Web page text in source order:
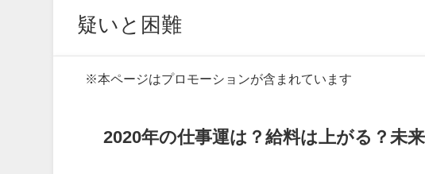
疑いと困難
※本ページはプロモーションが含まれています
2020年の仕事運は？給料は上がる？未